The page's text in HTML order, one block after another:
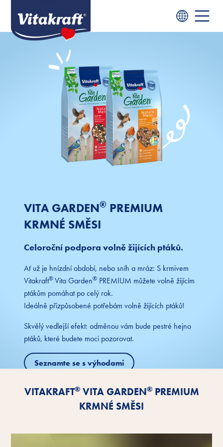
VITA GARDEN® PREMIUM
KRMNÉ SMĚSI
Celoroční podpora volně žijících ptáků.
Ať už je hnízdní období, nebo sníh a mráz: S krmivem
Vitakraft®Vita Garden® PREMIUM můžete volně žijícím
ptákům pomáhat po celý rok.
Ideálně přizpůsobené potřebám volně žijících ptáků!
Skvělý vedlejší efekt: odměnou vám bude pestré hejno
ptáků, které budete moci pozorovat.
Seznamte se s výhodami
VITAKRAFT®VITA GARDEN®PREMIUM
KRMNÉ SMĚSI